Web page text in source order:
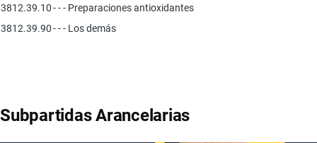
3812.39.10- - - Preparaciones antioxidantes
3812.39.90- - - Los demás
Subpartidas Arancelarias